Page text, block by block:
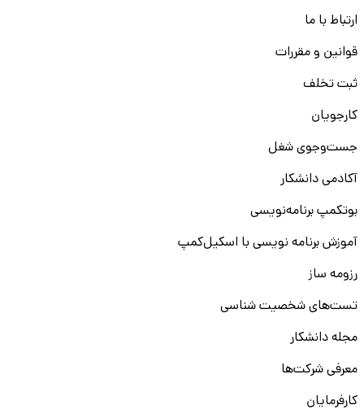
ارتباط با ما
قوانین و مقررات
ثبت تخلف
کارجویان
جست‌و‌جوی شغل
آکادمی دانشکار
بوتکمپ برنامه‌نویسی
آموزش برنامه نویسی با اسکیل‌کمپ
رزومه ساز
تست‌های شخصیت شناسی
مجله دانشکار
معرفی شرکت‌ها
کارفرمایان